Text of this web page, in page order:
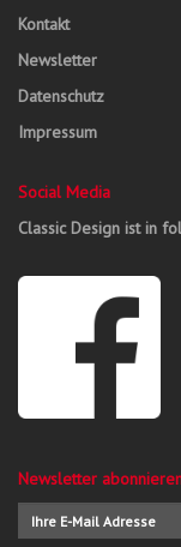
Kontakt
Newsletter
Datenschutz
Impressum
Social Media
Classic Design ist in
Newsletter